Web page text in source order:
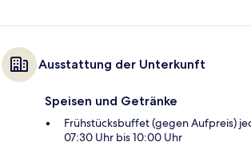
Ausstattung der Unterkunft
Speisen und Getränke
Frühstücksbuffet (gegen Aufpreis)
07:30 Uhr bis 10:00 Uhr